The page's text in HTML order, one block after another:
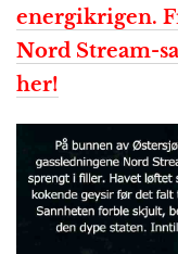
energikrigen.
Nord Stream-
her!